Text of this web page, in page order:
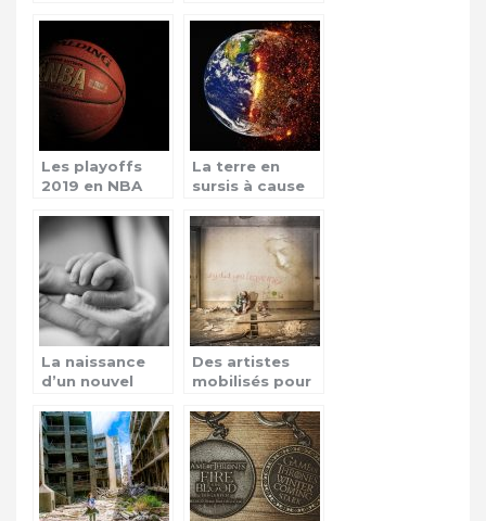
radin ?
Les playoffs
2019 en NBA
La terre en
sursis à cause
catastrophes
La naissance
d’un nouvel
Angleterre
Des artistes
mobilisés pour
enfants sans
famille